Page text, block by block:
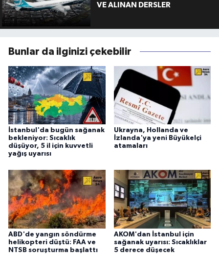
VE ALINAN DERSLER
Bunlar da ilginizi çekebilir
İstanbul'da bugün sağanak
bekleniyor: Sıcaklık
düşüyor, 5 il için kuvvetli
yağış uyarısı
Ukrayna, Hollanda ve
İzlanda'ya yeni Büyükelçi
atamaları
ABD'de yangın söndürme
helikopteri düştü: FAA ve
NTSB soruşturma başlattı
AKOM'dan İstanbul için
sağanak uyarısı: Sıcaklıklar
5 derece düşecek